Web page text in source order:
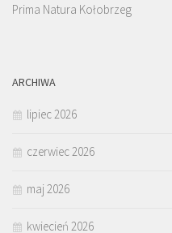
Prima Natura Kołobrzeg
ARCHIWA
lipiec 2026
czerwiec 2026
maj 2026
kwiecień 2026